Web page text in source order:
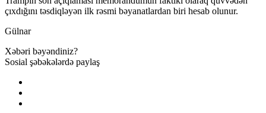
çıxdığını təsdiqləyən ilk rəsmi bəyanatlardan biri hesab olunur.
Gülnar
Xəbəri bəyəndiniz?
Sosial şəbəkələrdə paylaş